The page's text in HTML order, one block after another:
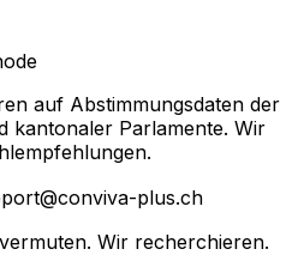
auf Abstimmungsdaten der
kantonaler Parlamente. Wir
plus.ch
Wir recherchieren.